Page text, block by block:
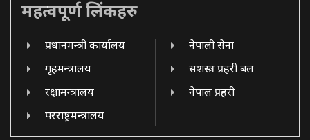
महत्वपूर्ण लिंकहरु
प्रधानमन्त्री कार्यालय
गृहमन्त्रालय
रक्षामन्त्रालय
परराष्ट्रमन्त्रालय
नेपाली सेना
सशस्त्र प्रहरी बल
नेपाल प्रहरी